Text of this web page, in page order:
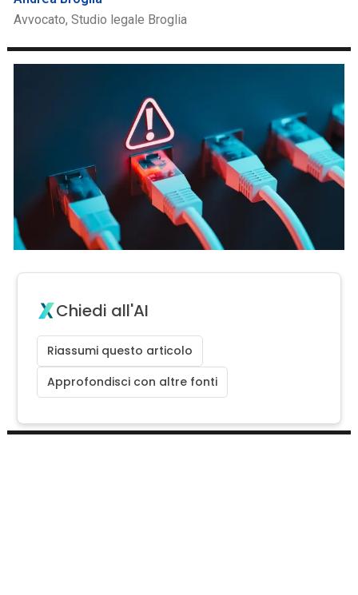
Avvocato, Studio legale Broglia
Chiedi all'AI
Riassumi questo articolo
Approfondisci con altre fonti